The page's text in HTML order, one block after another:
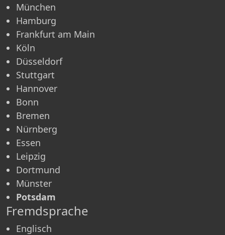
München
Hamburg
Frankfurt am Main
Köln
Düsseldorf
Stuttgart
Hannover
Bonn
Bremen
Nürnberg
Essen
Leipzig
Dortmund
Münster
Potsdam
Fremdsprache
Englisch